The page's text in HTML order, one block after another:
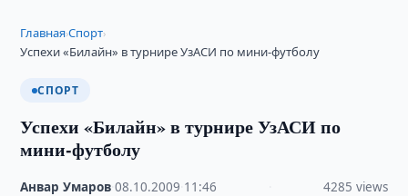
Главная›Спорт›
Успехи «Билайн» в турнире УзАСИ по мини-футболу
СПОРТ
Успехи «Билайн» в турнире УзАСИ по
мини-футболу
Анвар Умаров ·08.10.2009 11:46 4285 views